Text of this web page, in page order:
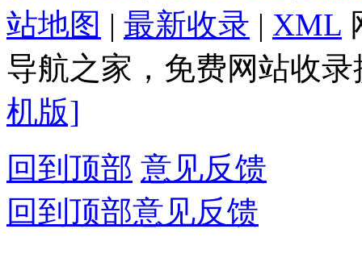
站地图 | 最新收录 | XML
导航之家，免费网站收
机版]
回到顶部 意见反馈
回到顶部意见反馈